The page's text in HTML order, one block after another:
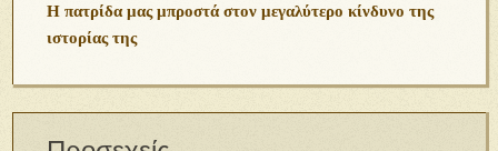
Η πατρίδα μας μπροστά στον μεγαλύτερο κίνδυνο της
ιστορίας της